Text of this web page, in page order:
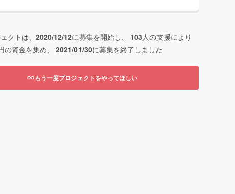
クトは、 2020/12/12に募集を開始し、 103人の支援により
の資金を集め、 2021/01/30に募集を終了しました
もう一度プロジェクトをやってほしい